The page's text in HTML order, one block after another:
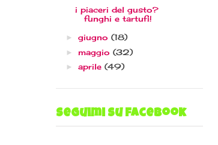
i piaceri del gusto?
funghi e tartufi!
► giugno (18)
► maggio (32)
► aprile (49)
seguimi su facebook